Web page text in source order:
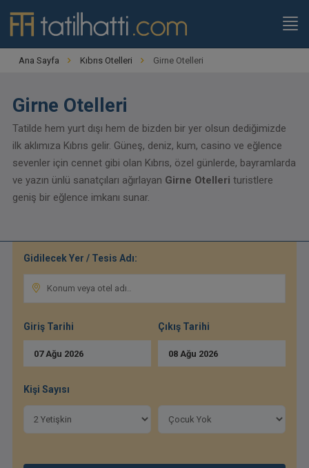
Ana Sayfa Kıbrıs Otelleri Girne Otelleri
Girne Otelleri
Tatilde hem yurt dışı hem de bizden bir yer olsun dediğimizde
ilk aklımıza Kıbrıs gelir. Güneş, deniz, kum, casino ve eğlence
sevenler için cennet gibi olan Kıbrıs, özel günlerde, bayramlarda
ve yazın ünlü sanatçıları ağırlayan Girne Otelleri turistlere
geniş bir eğlence imkanı sunar.
Gidilecek Yer / Tesis Adı:
Giriş Tarihi
07Ağu 2026
Çıkış Tarihi
08 Ağu 2026
Kişi Sayısı